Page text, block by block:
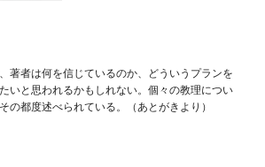
著者は何を信じているのか、どういうプランを
いと思われるかもしれない。個々の教理につい
の都度述べられている。（あとがきより）